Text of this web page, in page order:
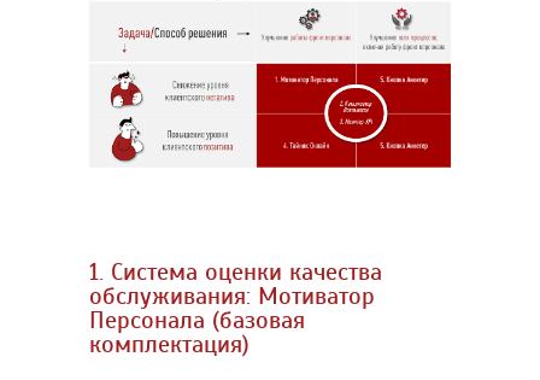
1. Система оценки качества
обслуживания: Мотиватор
Персонала (базовая
комплектация)